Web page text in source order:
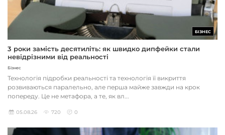
БІЗНЕС
3 роки замість десятиліть: як швидко дипфейки стали
невідрізними від реальності
Бізнес
Технологія підробки реальності та технологія її викриття
розвиваються паралельно, але перша майже завжди на крок
попереду. Це не метафора, а те, як вл...
05.08.26 720 0